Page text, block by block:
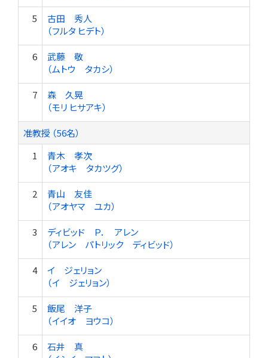
5
古田 秀人
（フルタ ヒデト）
6
武藤 敬
（ムトウ タカシ）
7
森 久晃
（モリ ヒサアキ）
准教授 （56名）
1
青木 孝次
（アオキ タカツグ）
2
青山 友佳
（アオヤマ ユカ）
3
ディビッド Ｐ． アレン
（アレン パトリック ディビッド）
4
イ ジェリョン
（イ ジェリョン）
5
飯尾 洋子
（イイオ ヨウコ）
6
石井 真